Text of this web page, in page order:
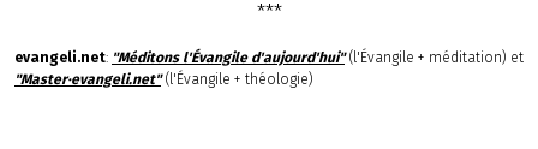
***
evangeli.net: "Méditons l'Évangile d'aujourd'hui"(l'Évangile + méditation) et
"Master·evangeli.net"(l'Évangile + théologie)